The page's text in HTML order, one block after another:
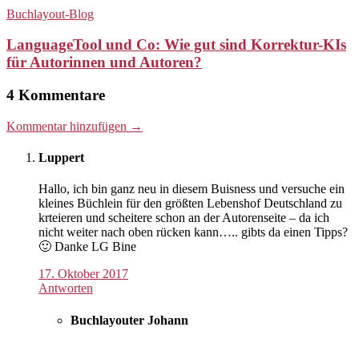
Buchlayout-Blog
LanguageTool und Co: Wie gut sind Korrektur-KIs
für Autorinnen und Autoren?
4 Kommentare
Kommentar hinzufügen →
Luppert
Hallo, ich bin ganz neu in diesem Buisness und versuche ein
kleines Büchlein für den größten Lebenshof Deutschland zu
krteieren und scheitere schon an der Autorenseite – da ich
nicht weiter nach oben rücken kann….. gibts da einen Tipps?
🙂 Danke LG Bine
17. Oktober 2017
Antworten
Buchlayouter Johann